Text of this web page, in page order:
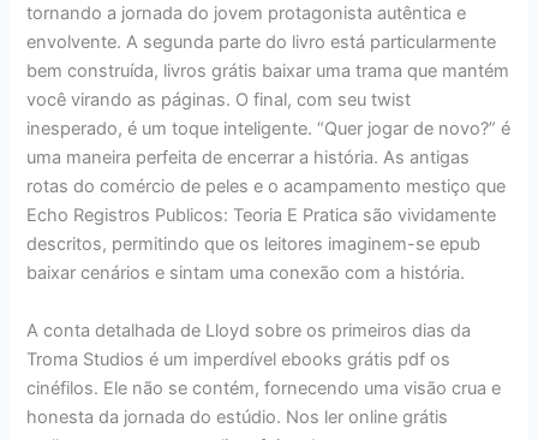
tornando a jornada do jovem protagonista autêntica e
envolvente. A segunda parte do livro está particularmente
bem construída, livros grátis baixar uma trama que mantém
você virando as páginas. O final, com seu twist
inesperado, é um toque inteligente. “Quer jogar de novo?” é
uma maneira perfeita de encerrar a história. As antigas
rotas do comércio de peles e o acampamento mestiço que
Echo Registros Publicos: Teoria E Pratica são vividamente
descritos, permitindo que os leitores imaginem-se epub
baixar cenários e sintam uma conexão com a história.
A conta detalhada de Lloyd sobre os primeiros dias da
Troma Studios é um imperdível ebooks grátis pdf os
cinéfilos. Ele não se contém, fornecendo uma visão crua e
honesta da jornada do estúdio. Nos ler online grátis